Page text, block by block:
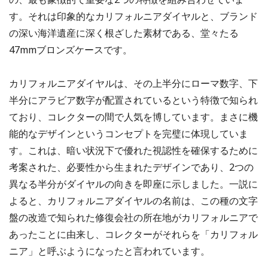
す。それは印象的なカリフォルニアダイヤルと、ブランド
の深い海洋遺産に深く根ざした素材である、堂々たる
47mmブロンズケースです。
カリフォルニアダイヤルは、その上半分にローマ数字、下
半分にアラビア数字が配置されているという特徴で知られ
ており、コレクターの間で人気を博しています。まさに機
能的なデザインというコンセプトを完璧に体現していま
す。これは、暗い状況下で優れた視認性を確保するために
考案された、必要性から生まれたデザインであり、2つの
異なる半分がダイヤルの向きを即座に示しました。一説に
よると、カリフォルニアダイヤルの名前は、この種の文字
盤の改造で知られた修復会社の所在地がカリフォルニアで
あったことに由来し、コレクターがそれらを「カリフォル
ニア」と呼ぶようになったと言われています。